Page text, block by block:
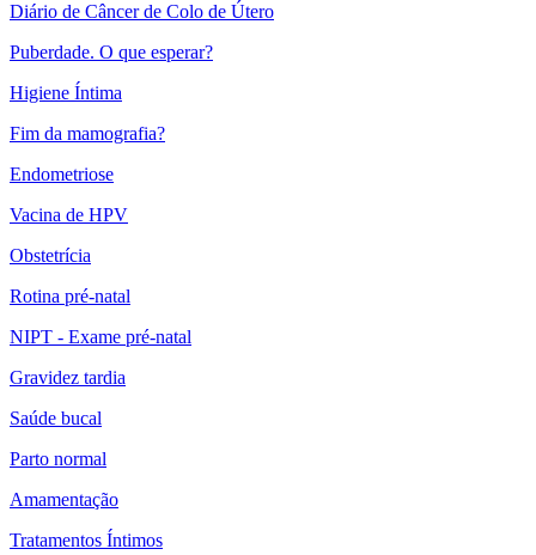
Diário de Câncer de Colo de Útero
Puberdade. O que esperar?
Higiene Íntima
Fim da mamografia?
Endometriose
Vacina de HPV
Obstetrícia
Rotina pré-natal
NIPT - Exame pré-natal
Gravidez tardia
Saúde bucal
Parto normal
Amamentação
Tratamentos Íntimos